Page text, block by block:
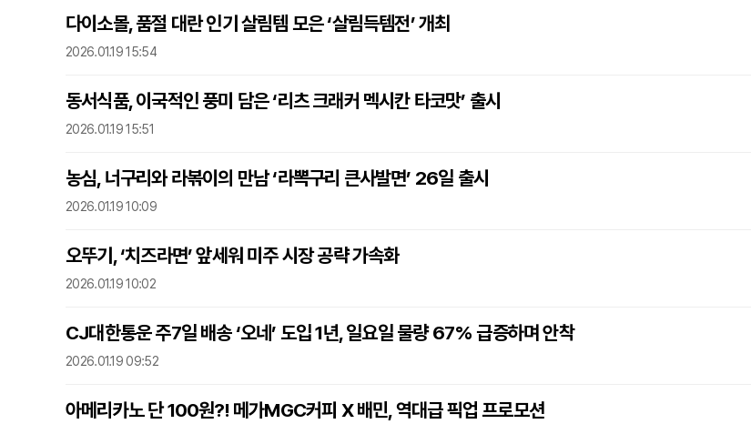
다이소몰, 품절 대란 인기 살림템 모은 ‘살림득템전’ 개최
2026.01.19 15:54
동서식품, 이국적인 풍미 담은 ‘리츠 크래커 멕시칸 타코맛’ 출시
2026.01.19 15:51
농심, 너구리와 라볶이의 만남 ‘라뽁구리 큰사발면’ 26일 출시
2026.01.19 10:09
오뚜기, ‘치즈라면’ 앞세워 미주 시장 공략 가속화
2026.01.19 10:02
CJ대한통운 주7일 배송 ‘오네’ 도입 1년, 일요일 물량 67% 급증하며 안착
2026.01.19 09:52
아메리카노 단 100원?! 메가MGC커피 X 배민, 역대급 픽업 프로모션